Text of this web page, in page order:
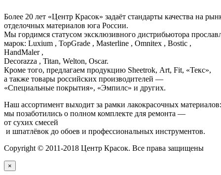
Более 20 лет «Центр Красок» задаёт стандарты качества на
отделочных материалов юга России.
Мы гордимся статусом эксклюзивного дистрибьютора
марок: Luxium , TopGrade , Masterline , Omnitex , Bostic ,
HandMaler ,
Decorazza , Titan, Welton, Oscar.
Кроме того, предлагаем продукцию Sheetrok, Art, Fit, «Текс»,
а также товары российских производителей —
«Специальные покрытия», «Эмпилс» и других.
Наш ассортимент выходит за рамки лакокрасочных
мы позаботились о полном комплекте для ремонта —
от сухих смесей
и шпатлёвок до обоев и профессиональных инструментов.
Copyright © 2011-2018 Центр Красок. Все права защищены
×